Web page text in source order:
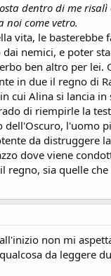
dentro di me
come vetro.
vita, le
nemici, e poter
ben altro per
in due il regno di
cui Alina si lancia
di riempirle la
dell'Oscuro,
da
dove viene
regno, sia quelle
non mi
da leggere